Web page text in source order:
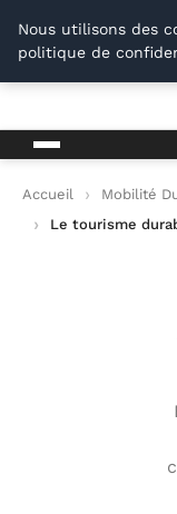
Offways.fr
Accueil
Mobilité
Le tourisme
Nous utilisons des
politique de